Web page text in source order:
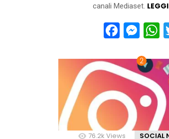
canali Mediaset.
76.2k Views SOCIAL